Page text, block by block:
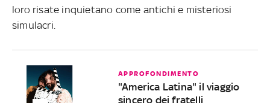
loro risate inquietano come antichi e misteriosi
simulacri.
APPROFONDIMENTO
"America Latina" il viaggio
sincero dei fratelli